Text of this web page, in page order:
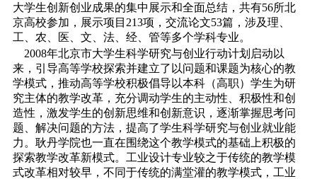
大学生创新创业成果的集中展示和全面总结，共有56所北
京高校参加，展示项目213项，交流论文53篇，涉及理、
工、农、医、文、法、经、管等多个学科专业。
2008年北京市大学生科学研究与创业行动计划启动以
来，引导高等学校探索并建立了以问题和课题为核心的教
学模式，推动高等学校积极倡导以本科（高职）学生为研
究主体的教学改革，充分调动学生的主动性、积极性和创
造性，激发学生的创新思维和创新意识，逐渐掌握思考问
题、解决问题的方法，提高了学生科学研究与创业就业能
力。耿丹学院也一直在围绕这个教学模式的基础上积极的
探索教学改革新模式。工业设计专业较之于传统的教学模
式改革相对较早，不同于传统的满堂灌的教学模式，工业